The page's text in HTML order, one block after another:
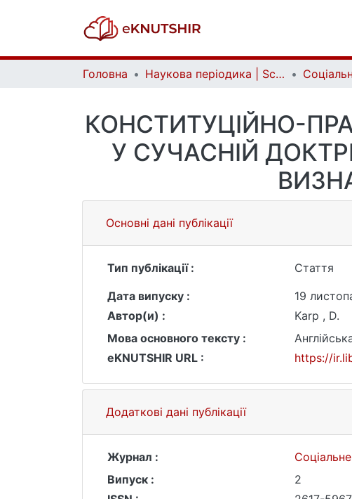
Головна Наукова періодика | Scientific periodicals
КОНСТИТУЦІЙНО-
У СУЧАСНІЙ
Основні дані публікації
Тип публікації :
Стаття
Дата випуску :
19
Автор(и) :
Karp , D.
Мова основного тексту :
eKNUTSHIR URL :
https://
Додаткові дані публікації
Журнал :
Випуск :
2